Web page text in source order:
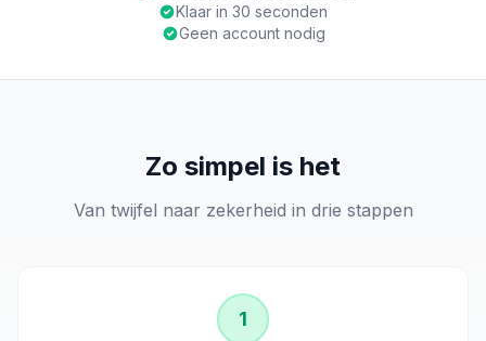
Klaar in 30 seconden
Geen account nodig
Zo simpel is het
Van twijfel naar zekerheid in drie stappen
1